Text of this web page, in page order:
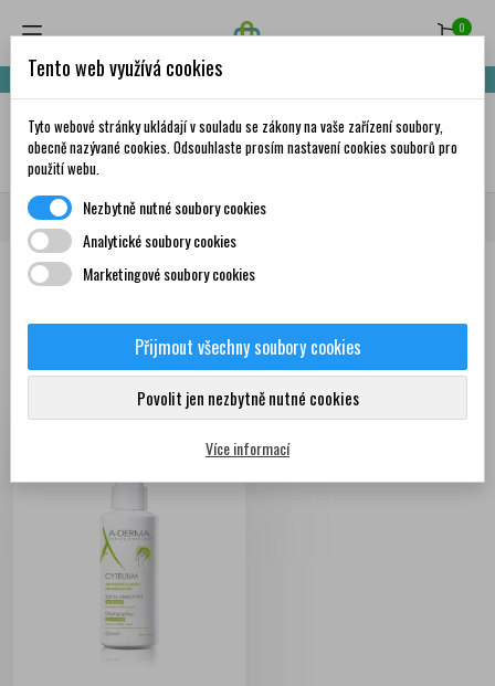
0
Nakupte za 999,- Kč a získáte dopravu zdarma!
✦AI
Domů Krása a péče Dermokosmetika
Produkty
Seřadit podle: První nové produkty
Zobrazení 1-1 z 1
položek
Tento web využívá cookies
Tyto webové stránky ukládají v souladu se zákony na vaše zařízení soubory,
obecně nazývané cookies. Odsouhlaste prosím nastavení cookies souborů pro
použití webu.
Nezbytně nutné soubory cookies
Analytické soubory cookies
Marketingové soubory cookies
Přijmout všechny soubory cookies
Povolit jen nezbytně nutné cookies
Více informací